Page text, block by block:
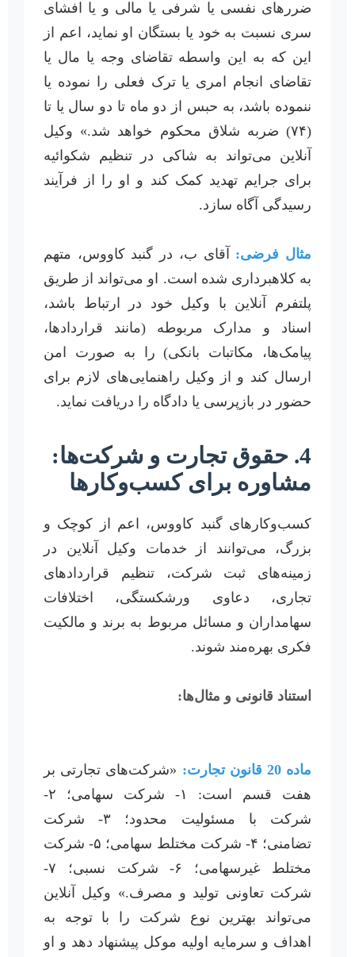
ضررهای نفسی یا شرفی یا مالی و یا افشای
سری نسبت به خود یا بستگان او نماید، اعم از
این که به این واسطه تقاضای وجه یا مال یا
تقاضای انجام امری یا ترک فعلی را نموده یا
ننموده باشد، به حبس از دو ماه تا دو سال یا تا
(۷۴) ضربه شلاق محکوم خواهد شد.» وکیل
آنلاین می‌تواند به شاکی در تنظیم شکوائیه
برای جرایم تهدید کمک کند و او را از فرآیند
رسیدگی آگاه سازد.
مثال فرضی: آقای ب، در گنبد کاووس، متهم
به کلاهبرداری شده است. او می‌تواند از طریق
پلتفرم آنلاین با وکیل خود در ارتباط باشد،
اسناد و مدارک مربوطه (مانند قراردادها،
پیامک‌ها، مکاتبات بانکی) را به صورت امن
ارسال کند و از وکیل راهنمایی‌های لازم برای
حضور در بازپرسی یا دادگاه را دریافت نماید.
4. حقوق تجارت و شرکت‌ها:
مشاوره برای کسب‌و‌کارها
کسب‌و‌کارهای گنبد کاووس، اعم از کوچک و
بزرگ، می‌توانند از خدمات وکیل آنلاین در
زمینه‌های ثبت شرکت، تنظیم قراردادهای
تجاری، دعاوی ورشکستگی، اختلافات
سهامداران و مسائل مربوط به برند و مالکیت
فکری بهره‌مند شوند.
استناد قانونی و مثال‌ها:
ماده 20 قانون تجارت:
«شرکت‌های تجارتی بر
هفت قسم است: ۱- شرکت سهامی؛ ۲-
شرکت با مسئولیت محدود؛ ۳- شرکت
تضامنی؛ ۴- شرکت مختلط سهامی؛ ۵- شرکت
مختلط غیرسهامی؛ ۶- شرکت نسبی؛ ۷-
شرکت تعاونی تولید و مصرف.» وکیل آنلاین
می‌تواند بهترین نوع شرکت را با توجه به
اهداف و سرمایه اولیه موکل پیشنهاد دهد و او